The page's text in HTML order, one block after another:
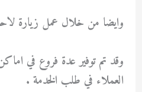
وايضا من خلال عمل زيارة
وقد تم توفير عدة فروع في
العملاء في طلب الخدمة .